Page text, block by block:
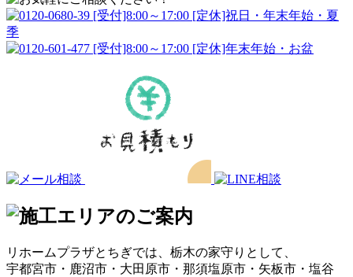
リホームプラザとちぎでは、栃木の家守りとして、
宇都宮市・鹿沼市・大田原市・那須塩原市・矢板市・塩谷